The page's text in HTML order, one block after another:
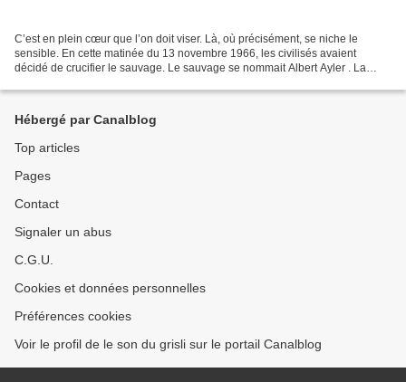
C’est en plein cœur que l’on doit viser. Là, où précisément, se niche le
sensible. En cette matinée du 13 novembre 1966, les civilisés avaient
décidé de crucifier le sauvage. Le sauvage se nommait Albert Ayler . La
Hébergé par Canalblog
Top articles
Pages
Contact
Signaler un abus
C.G.U.
Cookies et données personnelles
Préférences cookies
Voir le profil de le son du grisli sur le portail Canalblog